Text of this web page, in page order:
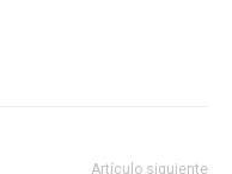
Artículo siguiente